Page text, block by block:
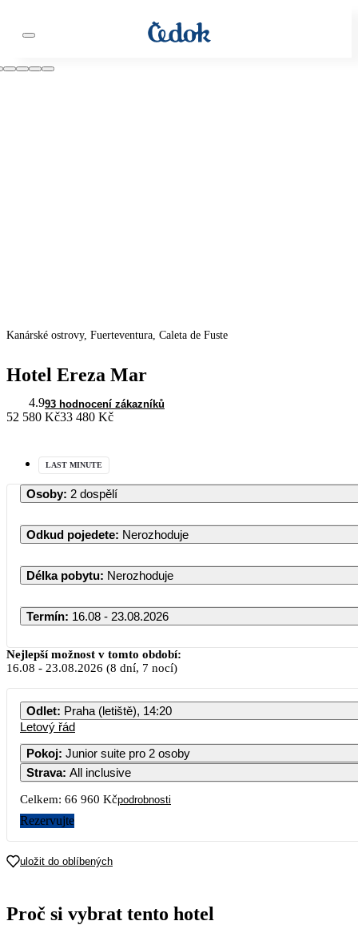
Kanárské ostrovy, Fuerteventura, Caleta de Fuste
Hotel Ereza Mar
4.993 hodnocení zákazníků
52 580 Kč33 480 Kč
LAST MINUTE
Osoby: 2 dospělí
Odkud pojedete: Nerozhoduje
Délka pobytu: Nerozhoduje
Termín: 16.08 - 23.08.2026
Nejlepší možnost v tomto období:
16.08 - 23.08.2026 (8 dní, 7 nocí)
Odlet: Praha (letiště), 14:20
Letový řád
Pokoj: Junior suite pro 2 osoby
Strava: All inclusive
Celkem: 66 960 Kčpodrobnosti
Rezervujte
uložit do oblíbených
Proč si vybrat tento hotel